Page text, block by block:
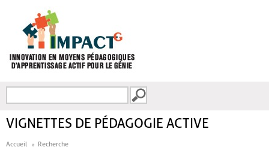
FORMULAIRE DE
VIGNETTES DE PÉDAGOGIE ACTIVE
Accueil Recherche